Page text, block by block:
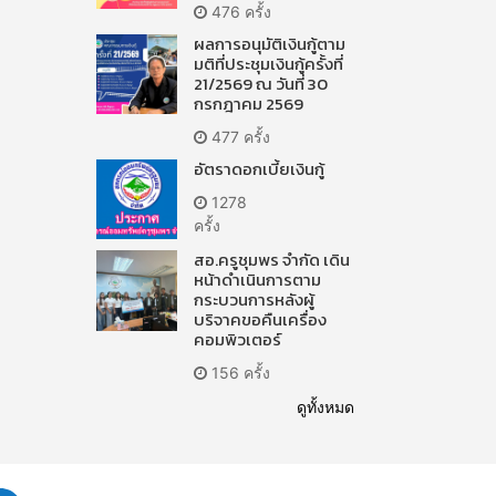
476 ครั้ง
ผลการอนุมัติเงินกู้ตาม
มติที่ประชุมเงินกู้ครั้งที่
21/2569 ณ วันที่ 30
กรกฎาคม 2569
477 ครั้ง
อัตราดอกเบี้ยเงินกู้
1278
ครั้ง
สอ.ครูชุมพร จำกัด เดิน
หน้าดำเนินการตาม
กระบวนการหลังผู้
บริจาคขอคืนเครื่อง
คอมพิวเตอร์
156 ครั้ง
ดูทั้งหมด